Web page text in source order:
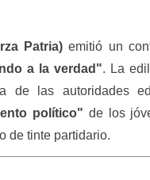
Patria) emitió un
a la verdad". La
de las autoridades
político" de los
de tinte partidario.